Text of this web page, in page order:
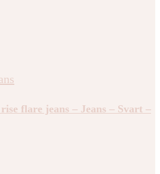
flare jeans – Jeans – Svart –